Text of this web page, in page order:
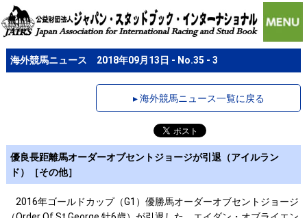
海外競馬ニュース 2018年09月13日 - No.35 - 3
▸ 海外競馬ニュース一覧に戻る
優良長距離馬オーダーオブセントジョージが引退（アイルラン
ド）［その他］
2016年ゴールドカップ（G1）優勝馬オーダーオブセントジョージ